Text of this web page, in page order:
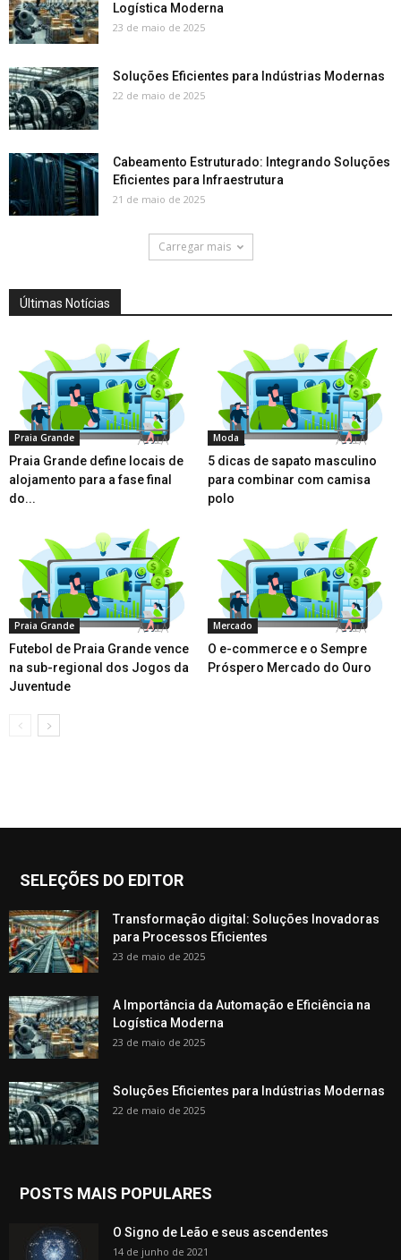
Logística Moderna
23 de maio de 2025
Soluções Eficientes para Indústrias Modernas
22 de maio de 2025
Cabeamento Estruturado: Integrando Soluções
Eficientes para Infraestrutura
21 de maio de 2025
Carregar mais
Últimas Notícias
Praia Grande
Praia Grande define locais de
alojamento para a fase final
do...
Moda
5 dicas de sapato masculino
para combinar com camisa
polo
Praia Grande
Futebol de Praia Grande vence
na sub-regional dos Jogos da
Juventude
Mercado
O e-commerce e o Sempre
Próspero Mercado do Ouro
SELEÇÕES DO EDITOR
Transformação digital: Soluções Inovadoras
para Processos Eficientes
23 de maio de 2025
A Importância da Automação e Eficiência na
Logística Moderna
23 de maio de 2025
Soluções Eficientes para Indústrias Modernas
22 de maio de 2025
POSTS MAIS POPULARES
O Signo de Leão e seus ascendentes
14 de junho de 2021